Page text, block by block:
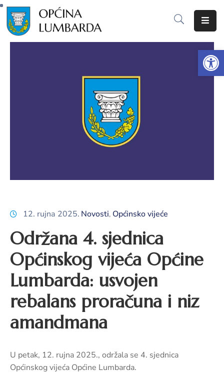
Početna
Javna
Javni
natječaji
novosti
Adresar
Kontakt
12. rujna 2025. Novosti‚ Općinsko vijeće
Održana 4. sjednica
Općinskog vijeća Općine
Lumbarda: usvojen
rebalans proračuna i niz
amandmana
U petak, 12. rujna 2025., održala se 4. sjednica
Općinskog vijeća Općine Lumbarda.